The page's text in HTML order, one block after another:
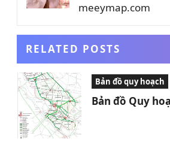
meeymap.com
RELATED POSTS
Bản đồ quy hoạch
Bản đồ Quy